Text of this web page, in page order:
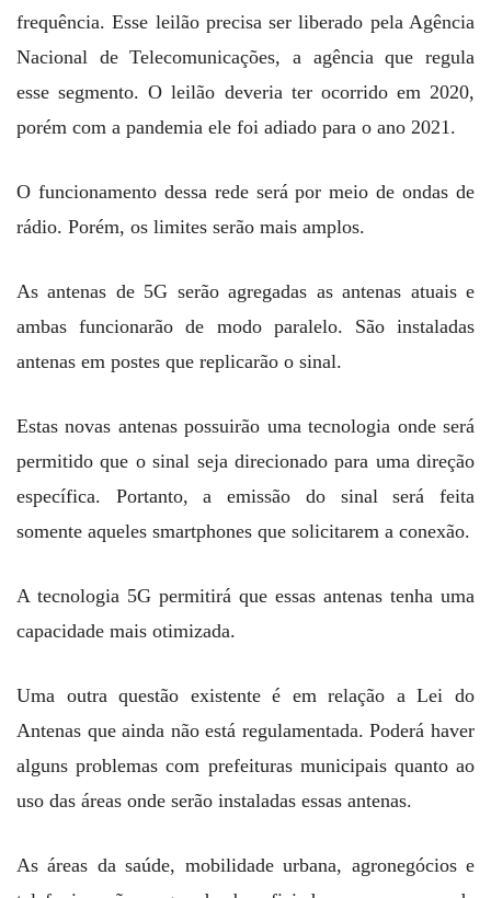
frequência. Esse leilão precisa ser liberado pela Agência
Nacional de Telecomunicações, a agência que regula
esse segmento. O leilão deveria ter ocorrido em 2020,
porém com a pandemia ele foi adiado para o ano 2021.
O funcionamento dessa rede será por meio de ondas de
rádio. Porém, os limites serão mais amplos.
As antenas de 5G serão agregadas as antenas atuais e
ambas funcionarão de modo paralelo. São instaladas
antenas em postes que replicarão o sinal.
Estas novas antenas possuirão uma tecnologia onde será
permitido que o sinal seja direcionado para uma direção
específica. Portanto, a emissão do sinal será feita
somente aqueles smartphones que solicitarem a conexão.
A tecnologia 5G permitirá que essas antenas tenha uma
capacidade mais otimizada.
Uma outra questão existente é em relação a Lei do
Antenas que ainda não está regulamentada. Poderá haver
alguns problemas com prefeituras municipais quanto ao
uso das áreas onde serão instaladas essas antenas.
As áreas da saúde, mobilidade urbana, agronegócios e